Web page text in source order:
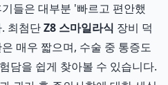
들은 대부분 '빠르고 편안했
최첨단Z8 스마일라식 장비 덕
매우 짧으며, 수술 중 통증도
담을 쉽게 찾아볼 수 있습니다.